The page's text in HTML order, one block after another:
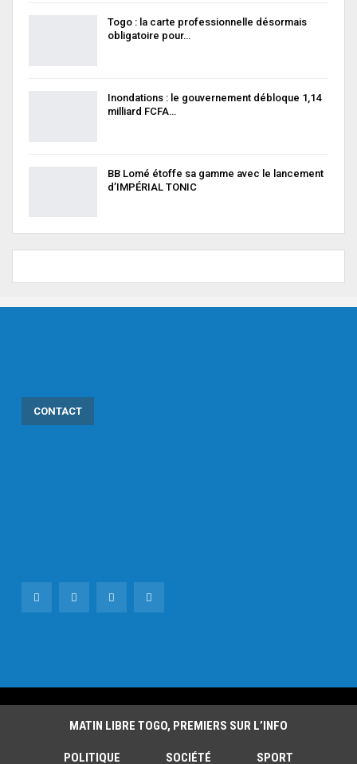
Togo : la carte professionnelle désormais
obligatoire pour…
Inondations : le gouvernement débloque 1,14
milliard FCFA…
BB Lomé étoffe sa gamme avec le lancement
d’IMPÉRIAL TONIC
CONTACT
MATIN LIBRE TOGO, PREMIERS SUR L’INFO
POLITIQUE SOCIÉTÉ SPORT